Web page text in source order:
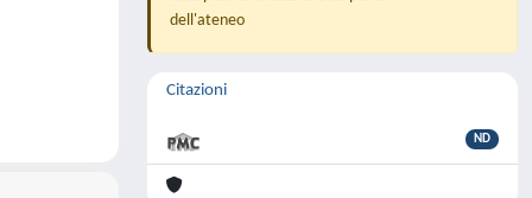
dell'ateneo
Citazioni
ND